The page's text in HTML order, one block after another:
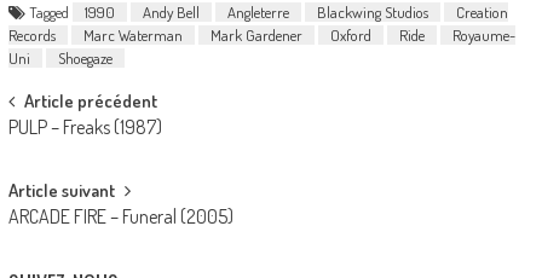
Tagged 1990 Andy Bell Angleterre Blackwing Studios
Creation
Records
Marc Waterman Mark Gardener Oxford Ride
Royaume-
Uni
Shoegaze
Post
navigation
Article précédent
PULP – Freaks (1987)
Article suivant
ARCADE FIRE – Funeral (2005)